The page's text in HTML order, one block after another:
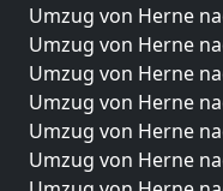
Umzug von Herne
Umzug von Herne
Umzug von Herne
Umzug von Herne
Umzug von Herne
Umzug von Herne